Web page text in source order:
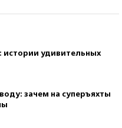
истории удивительных
зачем на суперъяхты